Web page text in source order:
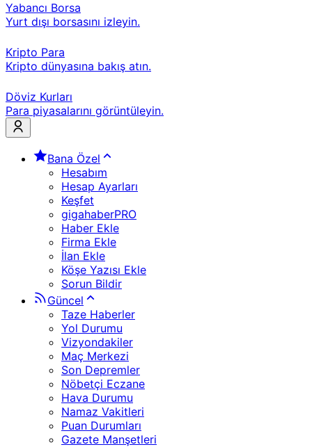
Yabancı Borsa
Yurt dışı borsasını izleyin.
Kripto Para
Kripto dünyasına bakış atın.
Döviz Kurları
Para piyasalarını görüntüleyin.
Bana Özel
Hesabım
Hesap Ayarları
Keşfet
gigahaberPRO
Haber Ekle
Firma Ekle
İlan Ekle
Köşe Yazısı Ekle
Sorun Bildir
Güncel
Taze Haberler
Yol Durumu
Vizyondakiler
Maç Merkezi
Son Depremler
Nöbetçi Eczane
Hava Durumu
Namaz Vakitleri
Puan Durumları
Gazete Manşetleri